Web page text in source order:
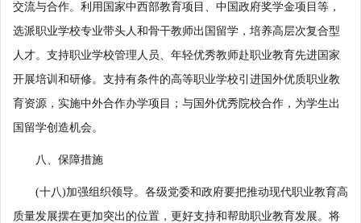
交流与合作。利用国家中西部教育项目、中国政府奖学金项目等，
选派职业学校专业带头人和骨干教师出国留学，培养高层次复合型
人才。支持职业学校管理人员、年轻优秀教师赴职业教育先进国家
开展培训和研修。支持有条件的高等职业学校引进国外优质职业教
育资源，实施中外合作办学项目；与国外优秀院校合作，为学生出
国留学创造机会。
八、保障措施
(十八)加强组织领导。各级党委和政府要把推动现代职业教育高
质量发展摆在更加突出的位置，更好支持和帮助职业教育发展。将